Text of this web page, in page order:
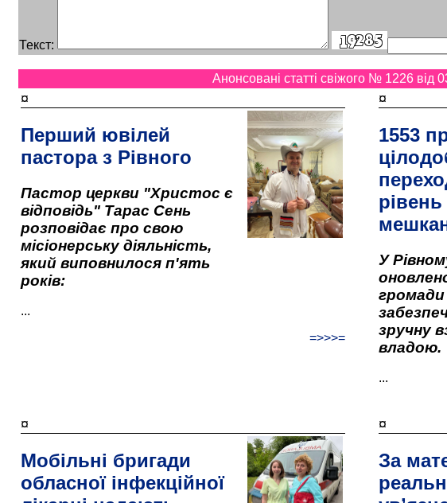
Текст:
Анонсовані статті свіжого № 1226 від
¤
Перший ювілей
пастора з Рівного
Пастор церкви "Христос є
відповідь" Тарас Сень
розповідає про свою
місіонерську діяльність,
який виповнилося п'ять
років:
...
=>>>=
¤
1553
рівень
У
громади
зручну
владою.
...
¤
Мобільні бригади
обласної інфекційної
¤
За